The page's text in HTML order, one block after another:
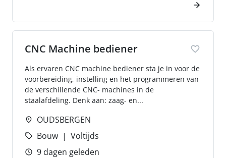
CNC Machine bediener
Als ervaren CNC machine bediener sta je in voor de
voorbereiding, instelling en het programmeren van
de verschillende CNC- machines in de
staalafdeling. Denk aan: zaag- en...
OUDSBERGEN
Bouw
Voltijds
9 dagen geleden